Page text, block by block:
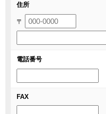
住所
〒
電話番号
FAX